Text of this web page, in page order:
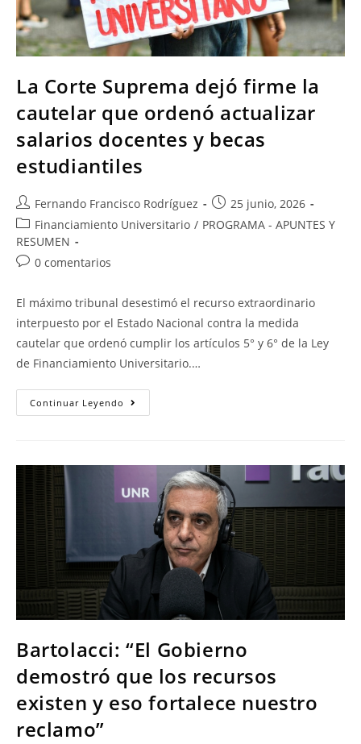
La Corte Suprema dejó firme la
cautelar que ordenó actualizar
salarios docentes y becas
estudiantiles
Fernando Francisco Rodríguez
25 junio, 2026
Financiamiento Universitario / PROGRAMA - APUNTES Y
RESUMEN
0 comentarios
El máximo tribunal desestimó el recurso extraordinario
interpuesto por el Estado Nacional contra la medida
cautelar que ordenó cumplir los artículos 5° y 6° de la Ley
de Financiamiento Universitario.…
Continuar Leyendo
Bartolacci: “El Gobierno
demostró que los recursos
existen y eso fortalece nuestro
reclamo”